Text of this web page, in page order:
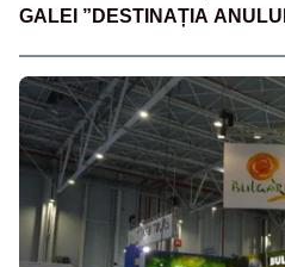
GALEI ”DESTINAȚIA